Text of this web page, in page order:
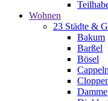
Wohnen
23 Städte &
Bakum
Barßel
Bösel
Cappeln
Damme